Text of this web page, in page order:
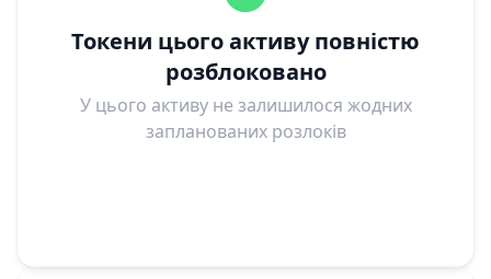
Токени цього активу повністю
розблоковано
У цього активу не залишилося жодних
запланованих розлоків